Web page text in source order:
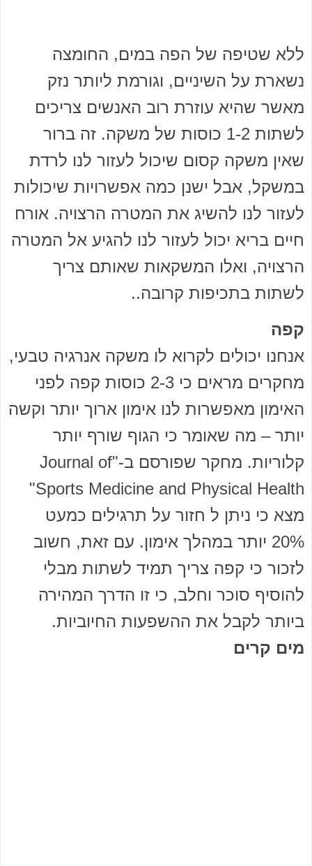
ללא שטיפה של הפה במים, החומצה
נשארת על השיניים, וגורמת ליותר נזק
מאשר שהיא עוזרת רוב האנשים צריכים
לשתות 1-2 כוסות של משקה. זה ברור
שאין משקה קסום שיכול לעזור לנו לרדת
במשקל, אבל ישנן כמה אפשרויות שיכולות
לעזור לנו להשיג את המטרה הרצויה. אורח
חיים בריא יכול לעזור לנו להגיע אל המטרה
הרצויה, ואלו המשקאות שאותם צריך
לשתות בתכיפות קרובה..
קפה
אנחנו יכולים לקרוא לו משקה אנרגיה טבעי,
מחקרים מראים כי 2-3 כוסות קפה לפני
האימון מאפשרות לנו אימון ארוך יותר וקשה
יותר – מה שאומר כי הגוף שורף יותר
קלוריות. מחקר שפורסם ב-"Journal of
Sports Medicine and Physical Health"
מצא כי ניתן ל חזור על תרגילים כמעט
20% יותר במהלך אימון. עם זאת, חשוב
לזכור כי קפה צריך תמיד לשתות מבלי
להוסיף סוכר וחלב, כי זו הדרך המהירה
ביותר לקבל את ההשפעות החיוביות.
מים קרים